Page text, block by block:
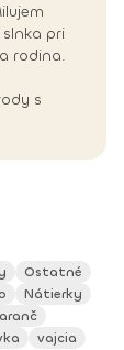
pri
rodina.
s
Ostatné
Nátierky
vajcia